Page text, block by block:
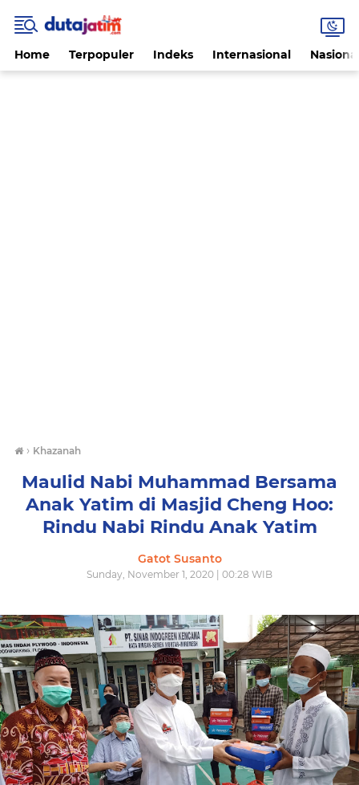
Home Terpopuler Indeks Internasional
› Khazanah
Maulid Nabi Muhammad Bersama
Anak Yatim di Masjid Cheng Hoo:
Rindu Nabi Rindu Anak Yatim
Gatot Susanto
Sunday, November 1, 2020 | 00:28 WIB